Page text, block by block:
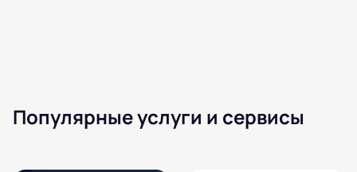
Популярные услуги и сервисы